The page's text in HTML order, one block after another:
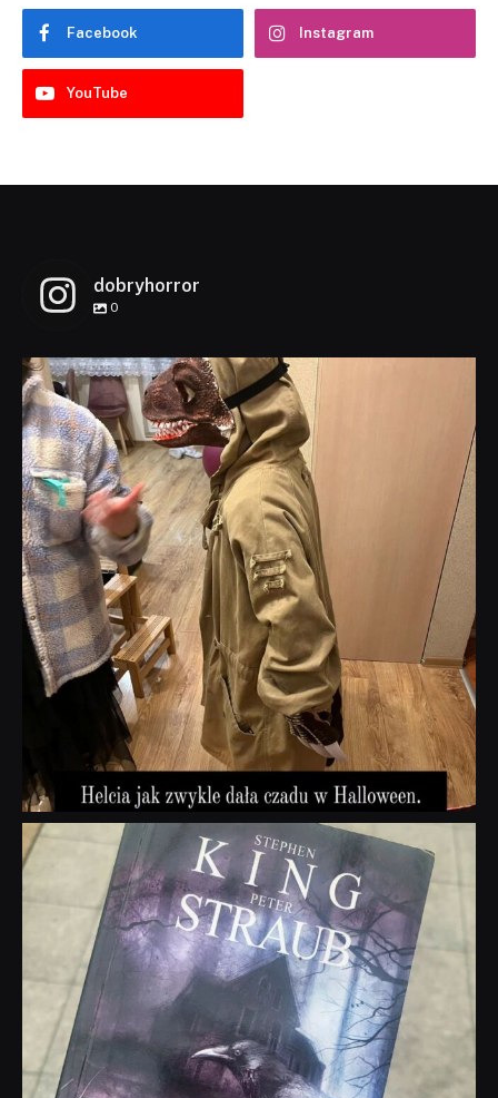
Facebook Instagram
YouTube
dobryhorror
0
dobryhorror
Lis 1
dobryhorror
Wrz 23